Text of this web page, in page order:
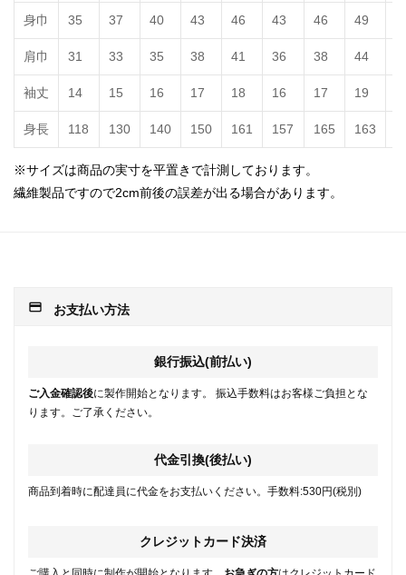
身巾 35 37 40 43 46 43 46 49
肩巾 31 33 35 38 41 36 38 44
袖丈 14 15 16 17 18 16 17 19
身長 118 130 140 150 161 157 165 163
※サイズは商品の実寸を平置きで計測しております。
繊維製品ですので2cm前後の誤差が出る場合があります。
payment お支払い方法
銀行振込(前払い)
ご入金確認後に製作開始となります。 振込手数料はお客様ご負担とな
ります。ご了承ください。
代金引換(後払い)
商品到着時に配達員に代金をお支払いください。手数料:530円(税別)
クレジットカード決済